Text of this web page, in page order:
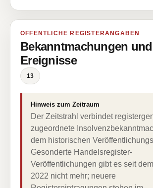
ÖFFENTLICHE REGISTERANGABEN
Bekanntmachungen und
Ereignisse
13
Hinweis zum Zeitraum
Der Zeitstrahl verbindet
zugeordnete
dem historischen
Gesonderte Handelsregister-
Veröffentlichungen gibt es seit
2022 nicht mehr; neuere